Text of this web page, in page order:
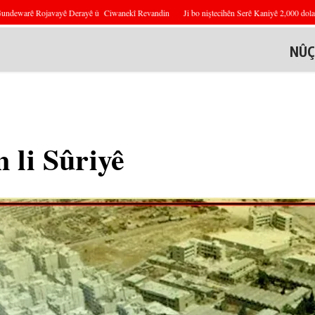
Rojavayê Derayê û Ciwanekî Revandin Ji bo niştecihên Serê Kaniyê 2,000 dolar dê
li Sûriyê